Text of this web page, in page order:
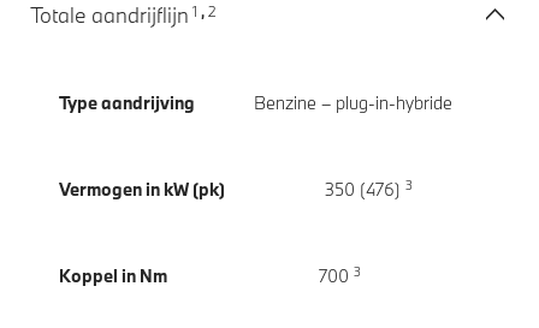
Totale aandrijflijn 1 , 2
Type aandrijving Benzine – plug-in-hybride
Vermogen in kW (pk) 350 (476) 3
Koppel in Nm 700 3